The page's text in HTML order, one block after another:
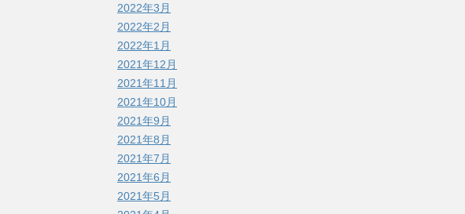
2022年3月
2022年2月
2022年1月
2021年12月
2021年11月
2021年10月
2021年9月
2021年8月
2021年7月
2021年6月
2021年5月